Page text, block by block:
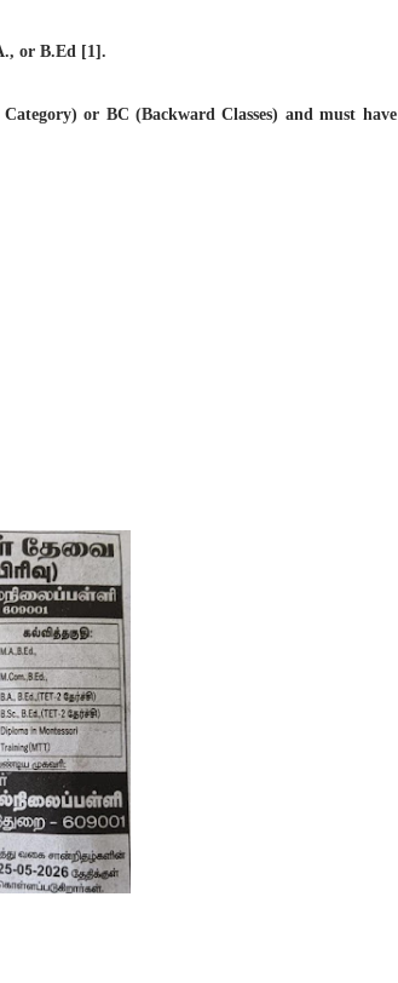
or B.Ed [1].
or BC (Backward Classes) and must have